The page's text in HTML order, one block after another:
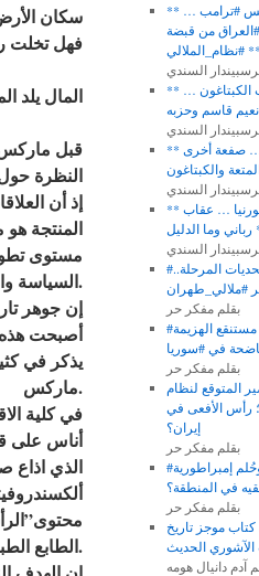
سكان الأرض
فهل تخلت
المال يلد
قبل
النظرة
إذ أن
المنتجة
مستوى
السياسة والقانون والثقافة والأيديولوجيا والمؤسسات المناسب لها.
إن جوهر
أصبحت هذه
يذكر في
ماركس.
في كلية
أناس على
الذي اذاع
الطابع الطبقي هو العنصر الحاسم في الواقع ، على الرغم من أنه بعيد أن يكون العنصر الوحيد.
** هَل سيفعلها الرئيس #ترامب …
من قبضة
#نظام_الملالي **
السندي
** ما علاقة حبوب الكبتاغون …
السندي
** فوز عون وسلام … صفعة أخرى
السندي
** هل جحيم كاليفورنيا … عقاب
**
السندي
#سورية الثورة وتحديات المرحلة..
#ملالي_طهران
بقلم مفكر حر
#خامنئي يتخبط في مستنقع الهزيمة
في #سوريا
بقلم مفكر حر
المتوقع لنظام
رأس الأفعى في
إيران؟
بقلم مفكر حر
#ملالي_طهران وحُلم إمبراطورية
في المنطقة؟
بقلم مفكر حر
موجز تاريخ
الآشوري الحديث
آدم دانيال هومه